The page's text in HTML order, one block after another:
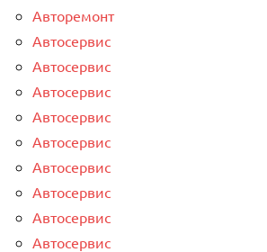
Авторемонт
Автосервис
Автосервис
Автосервис
Автосервис
Автосервис
Автосервис
Автосервис
Автосервис
Автосервис